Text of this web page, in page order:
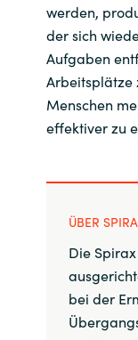
werden,
der sich
Aufgaben
Arbeitsplätze
Menschen
effektiver zu
ÜBER
Die
bei der